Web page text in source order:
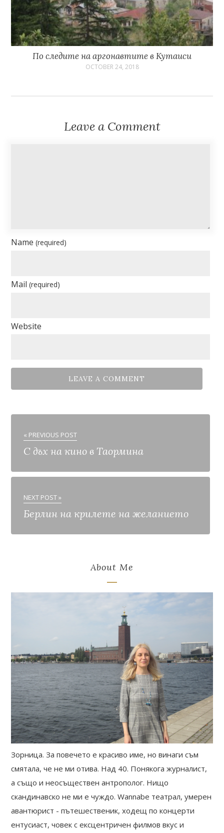
По следите на аргонавтите в Кутаиси
OCTOBER 24, 2018
Leave a Comment
Name(required)
Mail(required)
Website
« PREVIOUS POST
С дъх на кино в Таормина
NEXT POST »
Берлин на крилете на желанието
About Me
Зорница. За повечето е красиво име, но винаги съм
смятала, че не ми отива. Над 40. Понякога журналист,
а също и неосъществен антрополог. Нищо
скандинавско не ми е чуждо. Wannabe театрал, умерен
авантюрист - пътешественик, ходещ по концерти
ентусиаст, човек с ексцентричен филмов вкус и